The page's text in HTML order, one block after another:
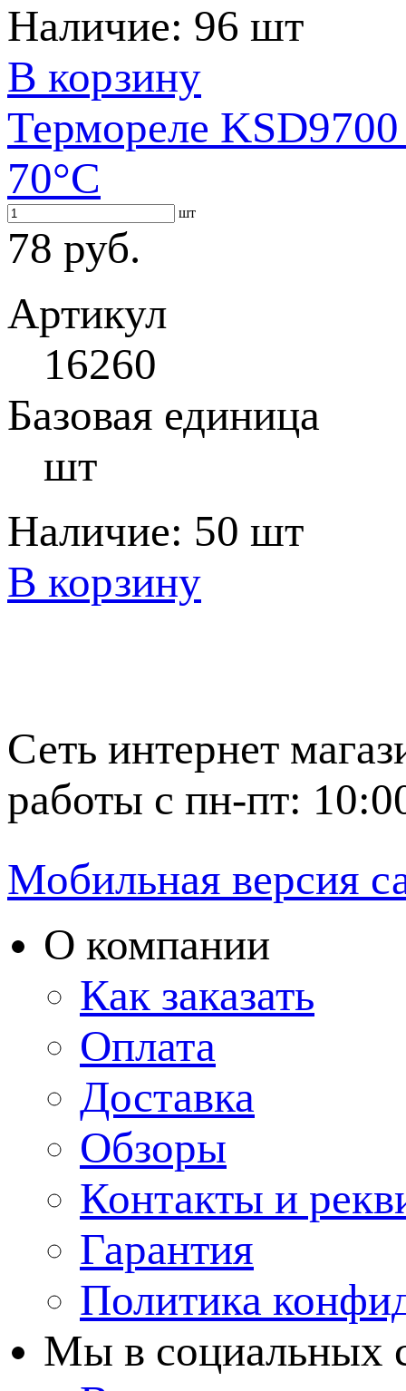
Наличие: 96 шт
В корзину
Термореле
70°С
шт
78 руб.
Артикул
16260
Базовая единица
шт
Наличие: 50 шт
В корзину
Сеть интернет
работы с пн-пт:
Мобильная версия
О компании
Как заказать
Оплата
Доставка
Обзоры
Контакты и
Гарантия
Политика
Мы в cоциальных